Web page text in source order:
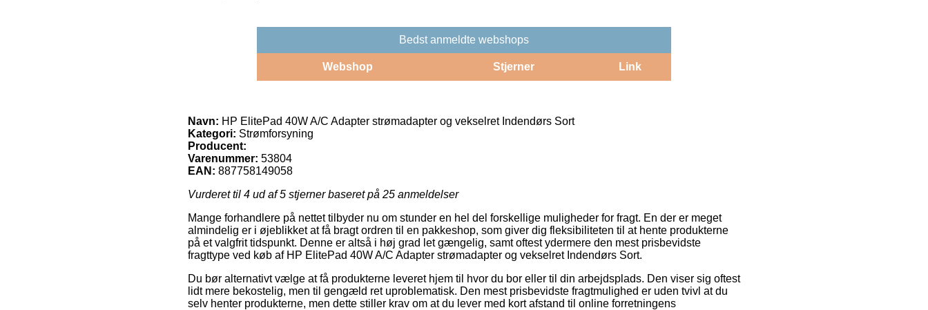
Bedst anmeldte webshops
Webshop Stjerner Link
Navn: HP ElitePad 40W A/C Adapter strømadapter og vekselret Indendørs Sort
Kategori: Strømforsyning
Producent:
Varenummer: 53804
EAN: 887758149058
Vurderet til 4 ud af 5 stjerner baseret på 25 anmeldelser
Mange forhandlere på nettet tilbyder nu om stunder en hel del forskellige muligheder for fragt. En der er meget
almindelig er i øjeblikket at få bragt ordren til en pakkeshop, som giver dig fleksibiliteten til at hente produkterne
på et valgfrit tidspunkt. Denne er altså i høj grad let gængelig, samt oftest ydermere den mest prisbevidste
fragttype ved køb af HP ElitePad 40W A/C Adapter strømadapter og vekselret Indendørs Sort.
Du bør alternativt vælge at få produkterne leveret hjem til hvor du bor eller til din arbejdsplads. Den viser sig oftest
lidt mere bekostelig, men til gengæld ret uproblematisk. Den mest prisbevidste fragtmulighed er uden tvivl at du
selv henter produkterne, men dette stiller krav om at du lever med kort afstand til online forretningens